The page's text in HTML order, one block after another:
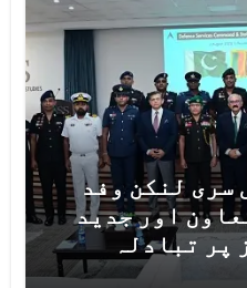
سری لنکن وفد
اور جدید
پر تبادلہ